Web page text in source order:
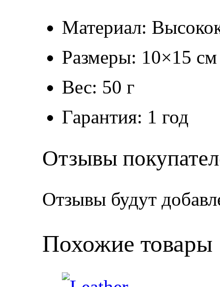
Материал:
Размеры: 10×15 см
Вес: 50 г
Гарантия: 1 год
Отзывы
Отзывы будут
Похожие товары